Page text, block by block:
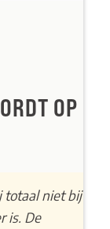
OP
totaal niet bij
is. De